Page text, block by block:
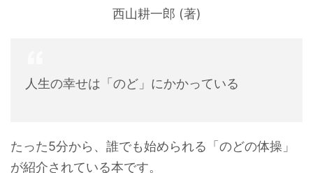
西山耕一郎 (著)
人生の幸せは「のど」にかかっている
たった5分から、誰でも始められる「のどの体操」
が紹介されている本です。